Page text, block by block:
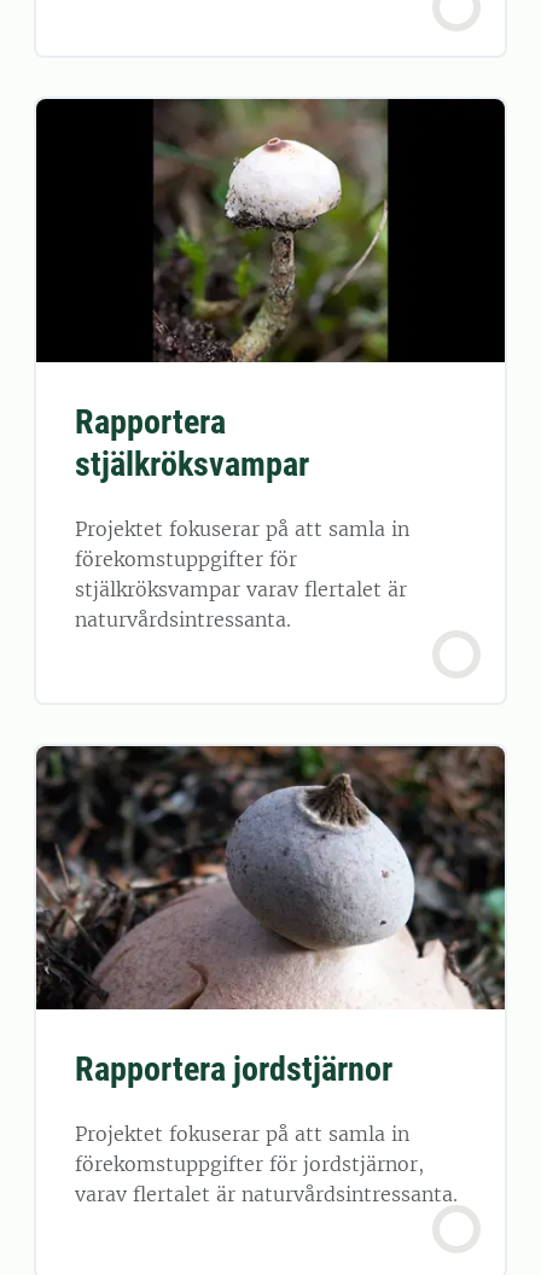
Rapportera
stjälkröksvampar
Projektet fokuserar på att samla in
förekomstuppgifter för
stjälkröksvampar varav flertalet är
naturvårdsintressanta.
Rapportera jordstjärnor
Projektet fokuserar på att samla in
förekomstuppgifter för jordstjärnor,
varav flertalet är naturvårdsintressanta.